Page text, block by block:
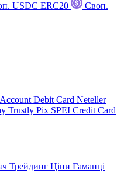
USDC ERC20
Своп.
Debit Card Neteller
Trustly Pix SPEI Credit Card
Трейдинг Ціни Гаманці